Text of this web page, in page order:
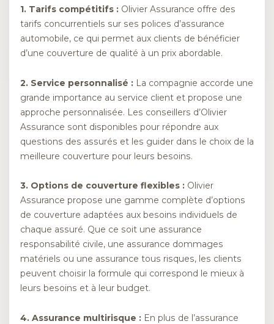
1. Tarifs compétitifs : Olivier Assurance offre des
tarifs concurrentiels sur ses polices d’assurance
automobile, ce qui permet aux clients de bénéficier
d’une couverture de qualité à un prix abordable.
2. Service personnalisé : La compagnie accorde une
grande importance au service client et propose une
approche personnalisée. Les conseillers d’Olivier
Assurance sont disponibles pour répondre aux
questions des assurés et les guider dans le choix de la
meilleure couverture pour leurs besoins.
3. Options de couverture flexibles : Olivier
Assurance propose une gamme complète d’options
de couverture adaptées aux besoins individuels de
chaque assuré. Que ce soit une assurance
responsabilité civile, une assurance dommages
matériels ou une assurance tous risques, les clients
peuvent choisir la formule qui correspond le mieux à
leurs besoins et à leur budget.
4. Assurance multirisque : En plus de l’assurance